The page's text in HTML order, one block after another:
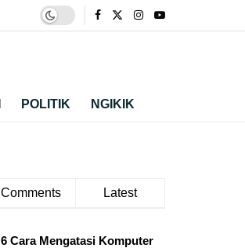
POLITIK NGIKIK
Comments Latest
6 Cara Mengatasi Komputer